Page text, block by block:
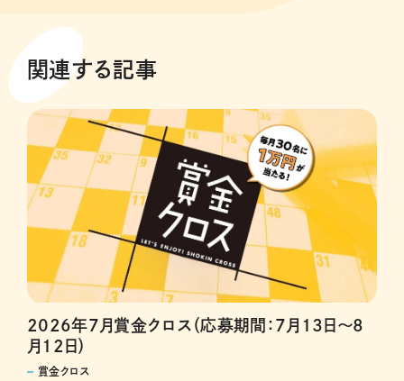
関連する記事
2026年7月賞金クロス（応募期間：7月13日～8
月12日）
賞金クロス